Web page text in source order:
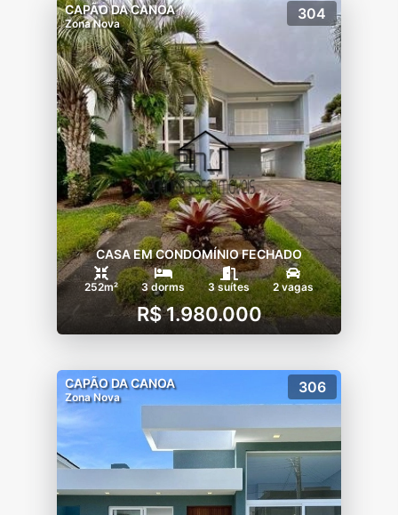
CAPÃO DA CANOA
Zona Nova
304
CASA EM CONDOMÍNIO FECHADO
252m² 3 dorms 3 suítes 2 vagas
R$ 1.980.000
CAPÃO DA CANOA
Zona Nova
306